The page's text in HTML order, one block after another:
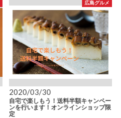
広島グルメ
2020/03/30
自宅で楽しもう！送料半額キャンペー
ンを行います！オンラインショップ限
定